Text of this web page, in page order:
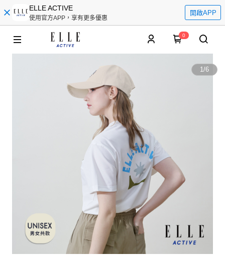
ELLE ACTIVE
使用官方APP，享有更多優惠
開啟APP
0
1/6